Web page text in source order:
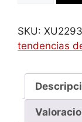
IPS
DE
REGULABLE,
HZ,
HDMI,
SKU:
tendencias